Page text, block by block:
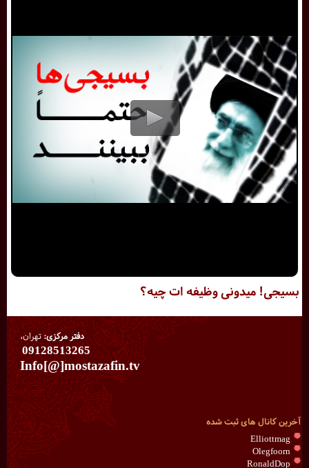
بسیجی! میدونی وظیفه ات چیه؟
دفتر مرکزی:تهران،
09128513265
Info[@]mostazafin.tv
آخرین کانال های ثبت شده
Elliottmag
Olegfoorn
RonaldDop